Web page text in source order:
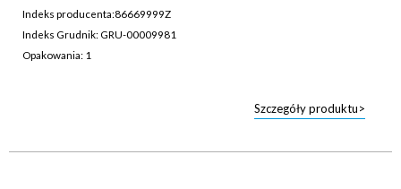
Indeks producenta:86669999Z
Indeks Grudnik: GRU-00009981
Opakowania: 1
Szczegóły produktu>